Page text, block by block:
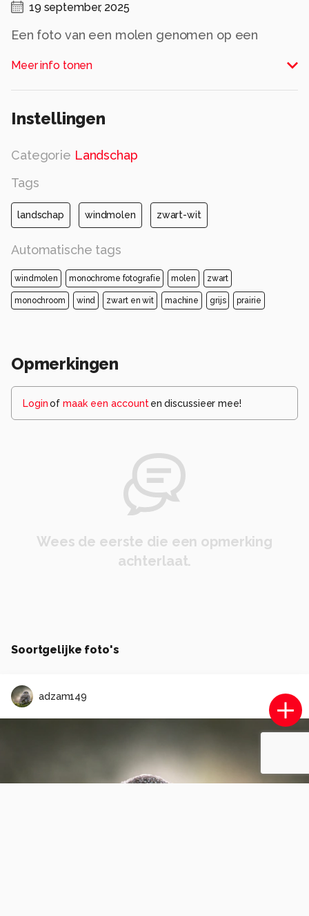
19 september, 2025
Een foto van een molen genomen op een
Meer info tonen
Instellingen
Categorie Landschap
Tags
landschap windmolen zwart-wit
Automatische tags
windmolen monochrome fotografie molen zwart
monochroom wind zwart en wit machine grijs prairie
Opmerkingen
Loginof maak een account en discussieer mee!
Wees de eerste die een opmerking
achterlaat.
Soortgelijke foto's
adzam149